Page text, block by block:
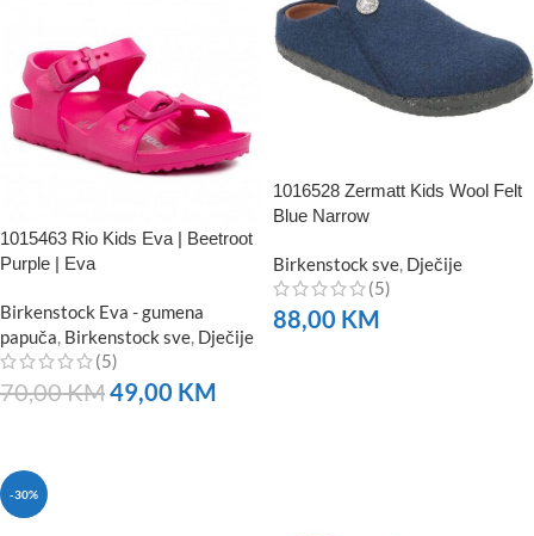
1015463 Rio Kids Eva | Beetroot
Purple | Eva
Birkenstock Eva - gumena
papuča, Birkenstock sve, Dječije
(5)
70,00KM49,00 KM
1016528 Zermatt Kids Wool Felt
Blue Narrow
Birkenstock sve, Dječije
(5)
88,00 KM
-30%